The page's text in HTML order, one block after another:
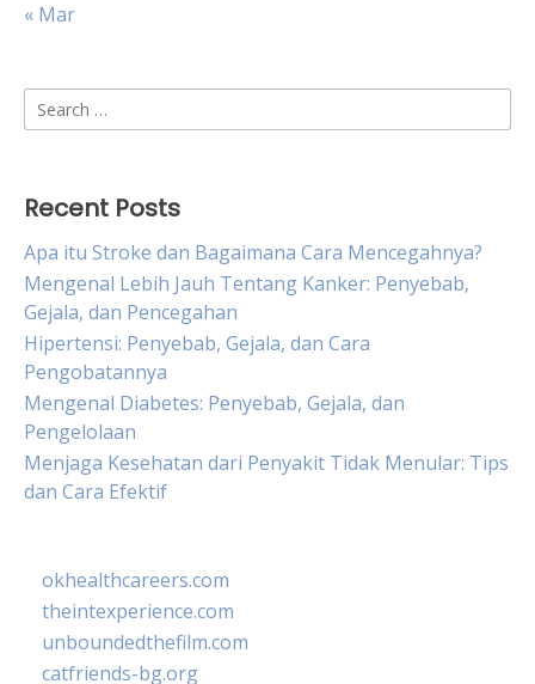
« Mar
Search
for:
Recent Posts
Apa itu Stroke dan Bagaimana Cara Mencegahnya?
Mengenal Lebih Jauh Tentang Kanker: Penyebab,
Gejala, dan Pencegahan
Hipertensi: Penyebab, Gejala, dan Cara
Pengobatannya
Mengenal Diabetes: Penyebab, Gejala, dan
Pengelolaan
Menjaga Kesehatan dari Penyakit Tidak Menular: Tips
dan Cara Efektif
okhealthcareers.com
theintexperience.com
unboundedthefilm.com
catfriends-bg.org